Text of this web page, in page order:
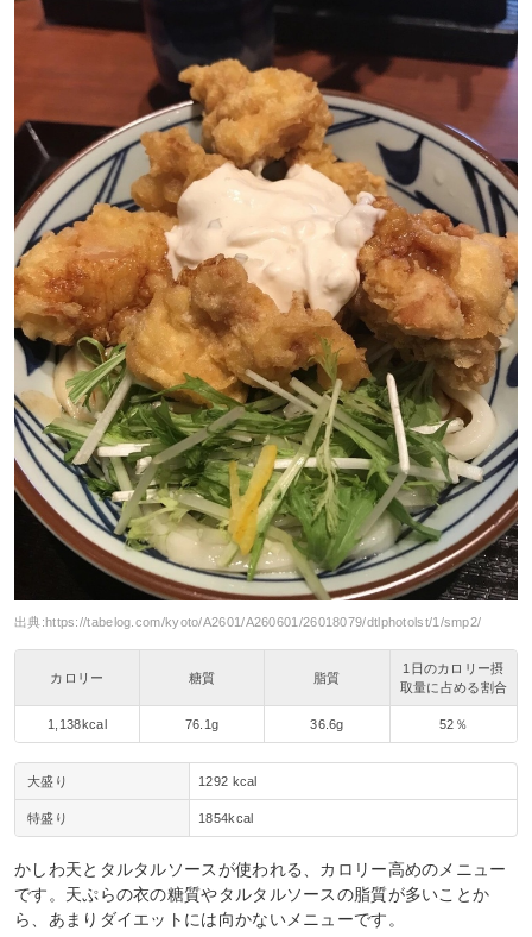
出典:https://tabelog.com/kyoto/A2601/A260601/26018079/dtlphotolst/1/smp2/
カロリー 糖質 脂質
1日のカロリー摂
取量に占める割合
1,138kcal 76.1g 36.6g 52％
大盛り 1292 kcal
特盛り 1854kcal
かしわ天とタルタルソースが使われる、カロリー高めのメニュー
です。天ぷらの衣の糖質やタルタルソースの脂質が多いことか
ら、あまりダイエットには向かないメニューです。